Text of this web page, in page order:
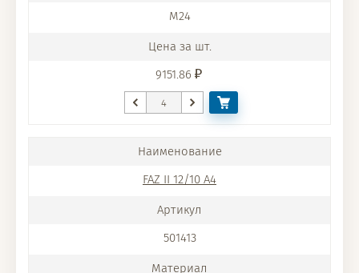
M24
9151.86
FAZ II 12/10 A4
501413